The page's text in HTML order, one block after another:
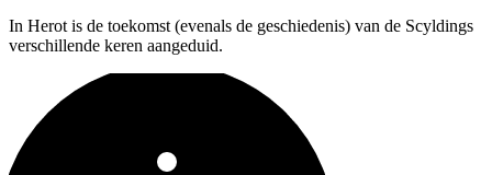
In Herot is de toekomst (evenals de geschiedenis) van de Scyldings
verschillende keren aangeduid.